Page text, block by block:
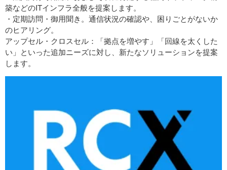
築などのITインフラ全般を提案します。
・定期訪問・御用聞き。通信状況の確認や、困りごとがないか
のヒアリング。
アップセル・クロスセル：「拠点を増やす」「回線を太くした
い」といった追加ニーズに対し、新たなソリューションを提案
します。